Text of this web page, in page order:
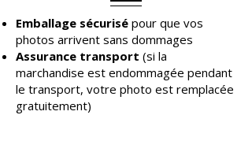
Emballage sécurisé pour que vos
photos arrivent sans dommages
Assurance transport (si la
marchandise est endommagée pendant
le transport, votre photo est remplacée
gratuitement)